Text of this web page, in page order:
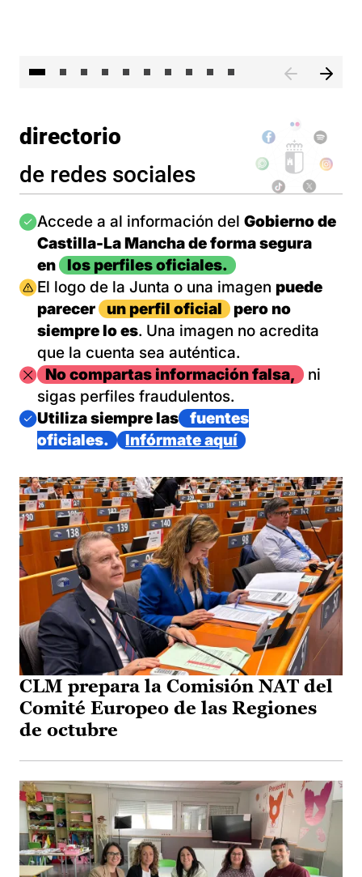
directorio
de redes sociales
Imagen
Accede a al información del Gobierno de
Castilla-La Mancha de forma segura
en
los perfiles oficiales.
Imagen
El logo de la Junta o una imagen puede
parecer
un perfil oficial
pero no
siempre lo es. Una imagen no acredita
que la cuenta sea auténtica.
ImagenNo compartas información falsa,
ni
sigas perfiles fraudulentos.
Imagen
Utiliza siempre las
fuentes
oficiales.
Infórmate aquí
CLM prepara la Comisión NAT del
Comité Europeo de las Regiones
de octubre